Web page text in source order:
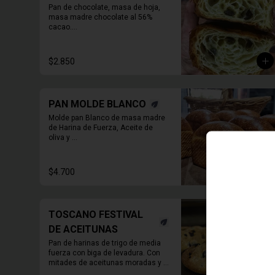
Pan de chocolate, masa de hoja,
masa madre chocolate al 56%
cacao.
13:00 a 14:30 para considerar en
tiempo de despacho*
$2.850
PAN MOLDE BLANCO
Molde pan Blanco de masa madre
de Harina de Fuerza, Aceite de
oliva y
$4.700
TOSCANO FESTIVAL
DE ACEITUNAS
Pan de harinas de trigo de media
fuerza con biga de levadura. Con
mitades de aceitunas moradas y